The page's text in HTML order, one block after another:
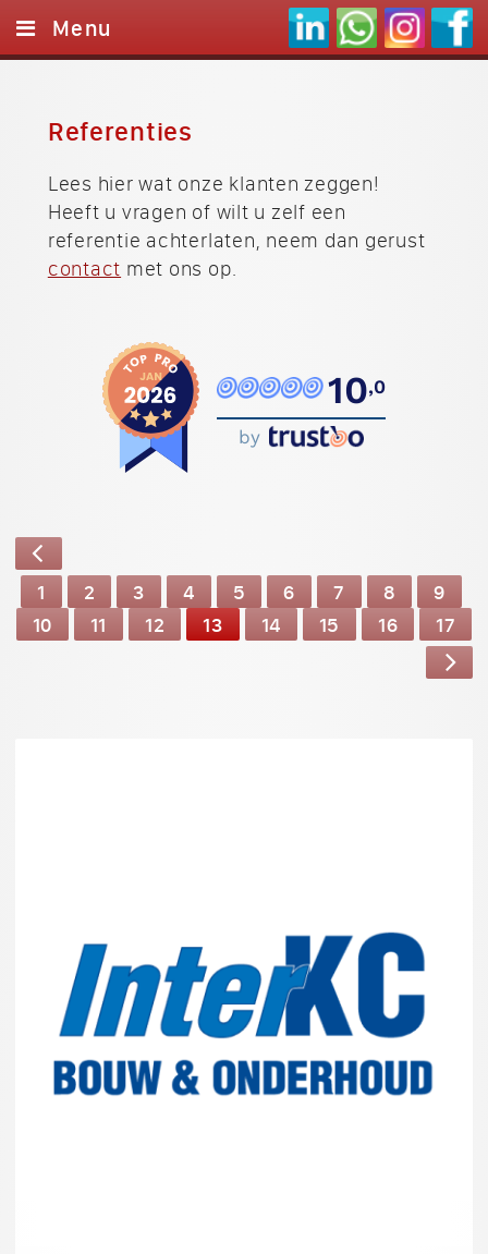
Menu
Websites
Logo's
Referenties
Onze werkwijze
Referenties
Lees hier wat onze klanten zeggen!
Heeft u vragen of wilt u zelf een
referentie achterlaten, neem dan gerust
contact met ons op.
10,0
by
1 2 3 4 5 6 7 8
9
10
11 12 13 14 15 16 17